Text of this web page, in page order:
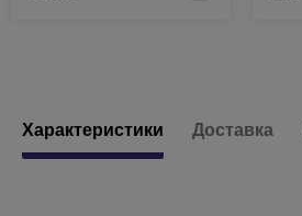
Характеристики Доставка